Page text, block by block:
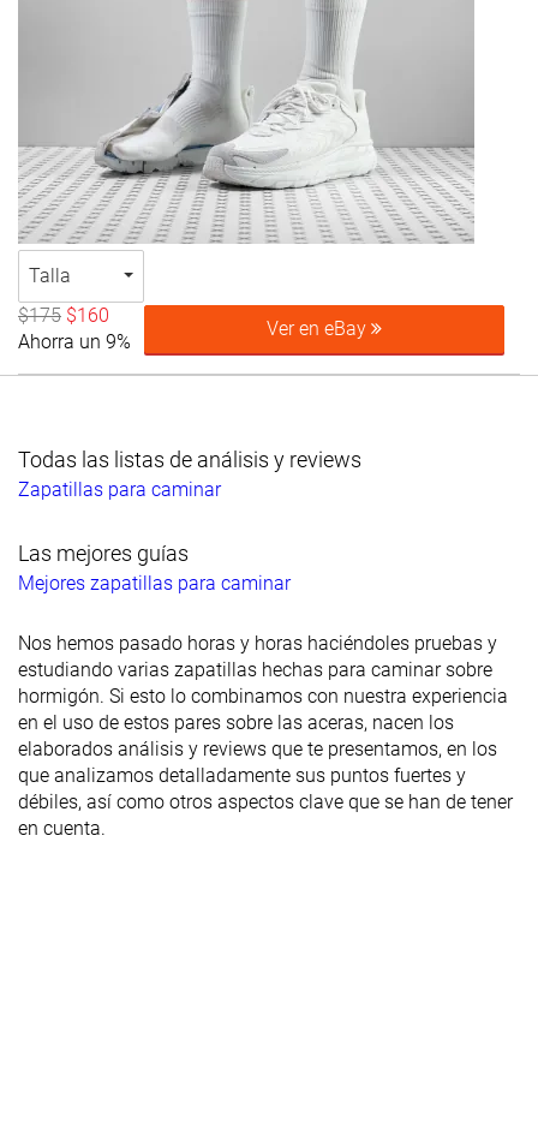
Talla
$175 $160
Ahorra un 9%
Ver en eBay
Todas las listas de análisis y reviews
Zapatillas para caminar
Las mejores guías
Mejores zapatillas para caminar
Nos hemos pasado horas y horas haciéndoles pruebas y
estudiando varias zapatillas hechas para caminar sobre
hormigón. Si esto lo combinamos con nuestra experiencia
en el uso de estos pares sobre las aceras, nacen los
elaborados análisis y reviews que te presentamos, en los
que analizamos detalladamente sus puntos fuertes y
débiles, así como otros aspectos clave que se han de tener
en cuenta.